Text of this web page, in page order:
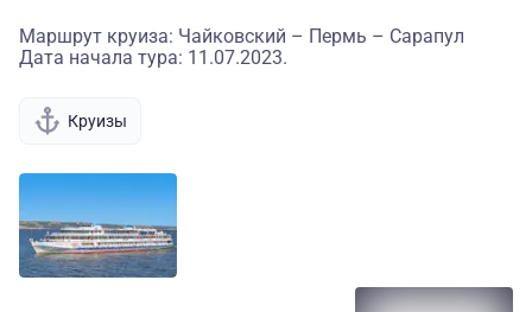
Маршрут круиза: Чайковский – Пермь – Сарапул
Дата начала тура: 11.07.2023.
Круизы